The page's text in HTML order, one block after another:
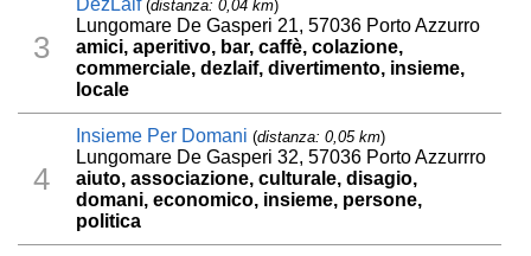
3
DezLaif(distanza: 0,04 km)
Lungomare De Gasperi 21, 57036 Porto Azzurro
amici, aperitivo, bar, caffè, colazione,
commerciale, dezlaif, divertimento, insieme,
locale
4
Insieme Per Domani (distanza: 0,05 km)
Lungomare De Gasperi 32, 57036 Porto Azzurrro
aiuto, associazione, culturale, disagio,
domani, economico, insieme, persone,
politica